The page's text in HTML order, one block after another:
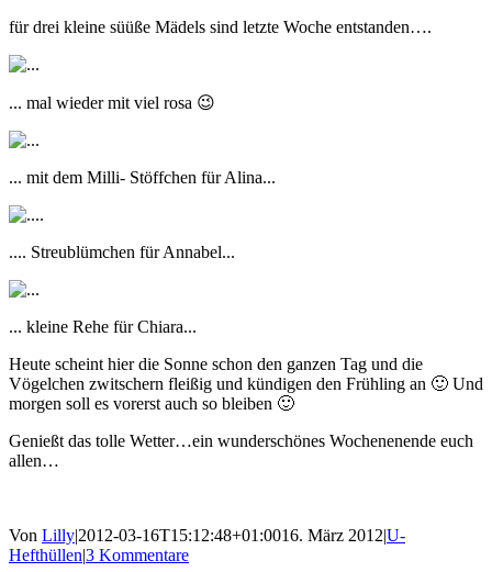
für drei kleine süüße Mädels sind letzte Woche entstanden….
... mal wieder mit viel rosa 😉
... mit dem Milli- Stöffchen für Alina...
.... Streublümchen für Annabel...
... kleine Rehe für Chiara...
Heute scheint hier die Sonne schon den ganzen Tag und die
Vögelchen zwitschern fleißig und kündigen den Frühling an 🙂 Und
morgen soll es vorerst auch so bleiben 🙂
Genießt das tolle Wetter…ein wunderschönes Wochenenende euch
allen…
Von Lilly|2012-03-16T15:12:48+01:0016. März 2012|U-
Hefthüllen|3 Kommentare